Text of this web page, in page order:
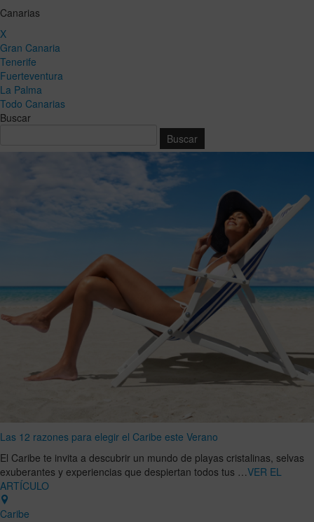
Canarias
X
Gran Canaria
Tenerife
Fuerteventura
La Palma
Todo Canarias
Buscar
Las 12 razones para elegir el Caribe este Verano
El Caribe te invita a descubrir un mundo de playas cristalinas, selvas
exuberantes y experiencias que despiertan todos tus …VER EL
ARTÍCULO
Caribe